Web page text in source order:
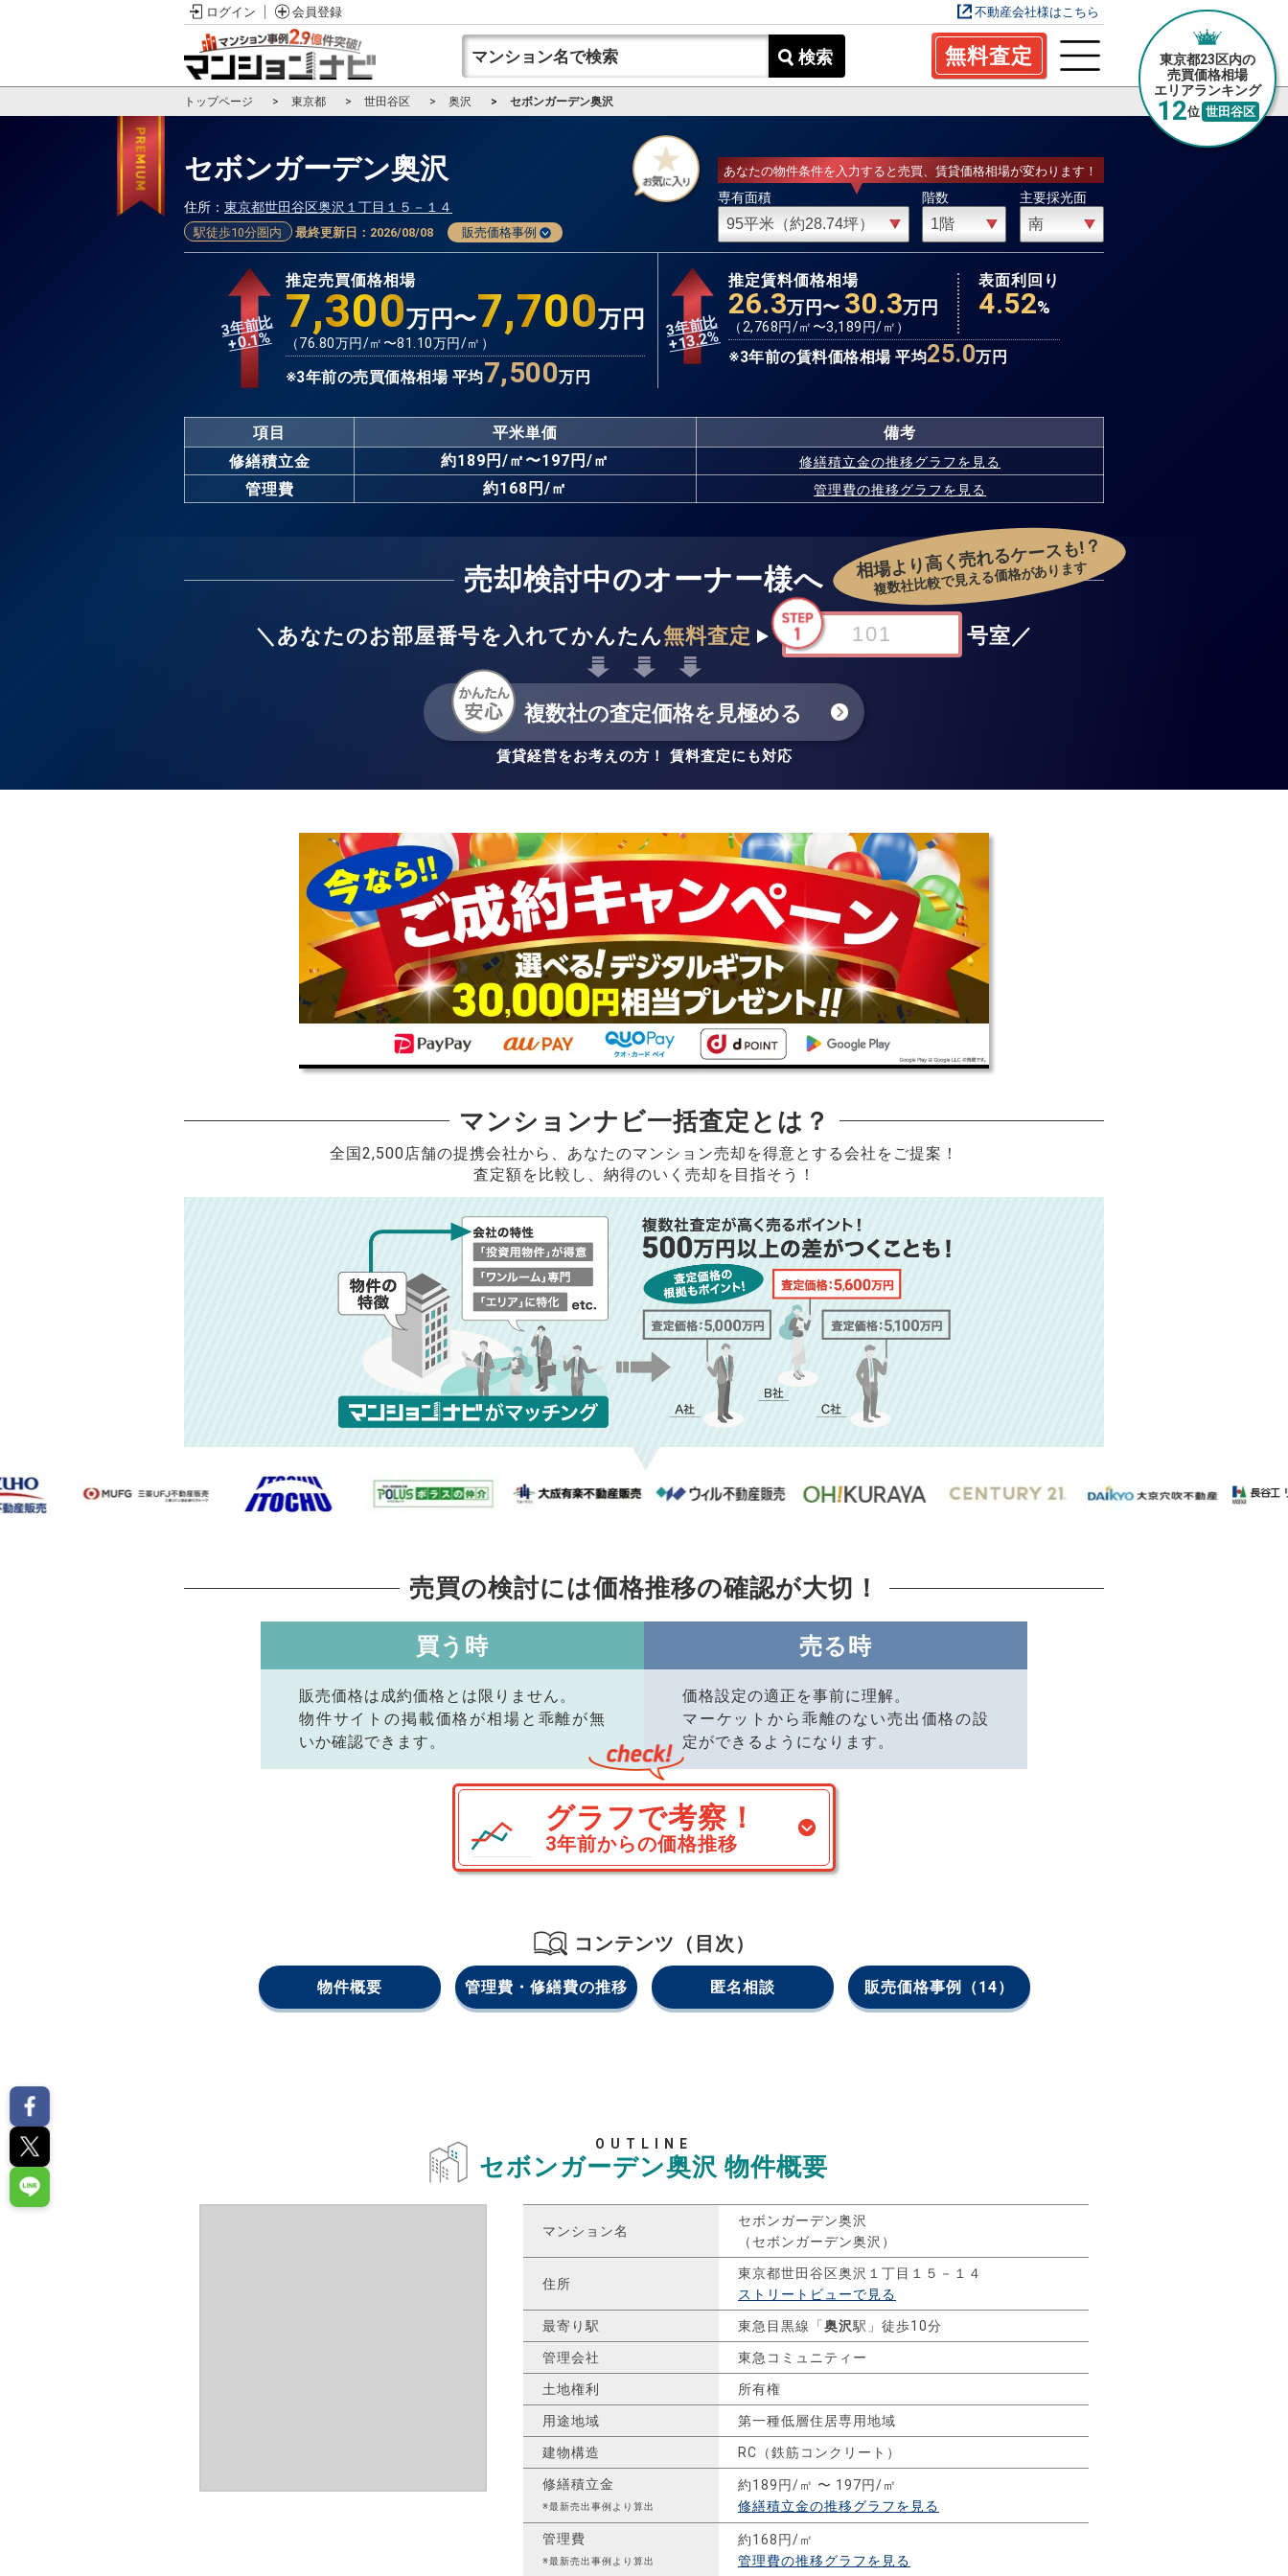
ログイン 会員登録 不動産会社様はこちら
検索 無料査定
トップページ 東京都 世田谷区 奥沢 セボンガーデン奥沢
東京都23区内の
売買価格相場
エリアランキング
12位 世田谷区
セボンガーデン奥沢
住所： 東京都世田谷区奥沢１丁目１５－１４
駅徒歩10分圏内 最終更新日： 2026/08/08 販売価格事例
あなたの物件条件を入力すると売買、賃貸価格相場が変わります！
専有面積 階数 主要採光面
3年前比
+0.1%
推定売買価格相場
7,300万円〜7,700万円
（76.80万円/㎡〜81.10万円/㎡）
※3年前の売買価格相場 平均7,500万円
3年前比
+13.2%
推定賃料価格相場
26.3万円〜 30.3万円
（ 2,768円/㎡〜3,189円/㎡）
表面利回り
4.52%
※3年前の賃料価格相場 平均25.0万円
項目 平米単価
備考
修繕積立金
約189円/㎡〜197円/㎡ 修繕積立金の推移グラフを見る
管理費 約168円/㎡ 管理費の推移グラフを見る
売却検討中のオーナー様へ
＼あなたのお部屋番号を入れてかんたん無料査定 号室 ／
複数社の査定価格を見極める
相場より高く売れるケースも!？
複数社比較で見える価格があります
賃貸経営をお考えの方！ 賃料査定にも対応
マンションナビ一括査定とは？
全国2,500店舗の提携会社から、 あなたのマンション売却を得意とする会社をご提案！
査定額を比較し、納得のいく売却を目指そう！
売買の検討には価格推移の確認が大切！
買う時
販売価格は成約価格とは限りません。
物件サイトの掲載価格が相場と乖離が無
いか確認できます。
売る時
価格設定の適正を事前に理解。
マーケットから乖離のない売出価格の設
定ができるようになります。
グラフで考察！
3年前からの価格推移
コンテンツ（目次）
物件概要 管理費・修繕費の推移 匿名相談 販売価格事例 （14）
OUTLINE
セボンガーデン奥沢 物件概要
マンション名
セボンガーデン奥沢
（セボンガーデン奥沢）
住所
東京都世田谷区奥沢１丁目１５－１４
ストリートビューで見る
最寄り駅 東急目黒線「 奥沢駅」徒歩10分
管理会社 東急コミュニティー
土地権利 所有権
用途地域 第一種低層住居専用地域
建物構造 RC（鉄筋コンクリート）
修繕積立金
※最新売出事例より算出
約189円/㎡ 〜 197円/㎡
修繕積立金の推移グラフを見る
管理費
※最新売出事例より算出
約168円/㎡
管理費の推移グラフを見る